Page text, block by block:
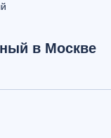
в Москве